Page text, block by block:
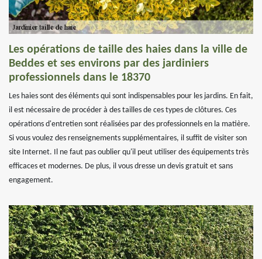
Les opérations de taille des haies dans la ville de
Beddes et ses environs par des jardiniers
professionnels dans le 18370
Les haies sont des éléments qui sont indispensables pour les jardins. En fait,
il est nécessaire de procéder à des tailles de ces types de clôtures. Ces
opérations d'entretien sont réalisées par des professionnels en la matière.
Si vous voulez des renseignements supplémentaires, il suffit de visiter son
site Internet. Il ne faut pas oublier qu'il peut utiliser des équipements très
efficaces et modernes. De plus, il vous dresse un devis gratuit et sans
engagement.